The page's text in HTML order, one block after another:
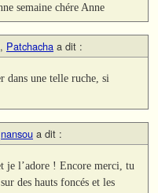
semaine chére Anne
, Patchacha a dit :
dans une telle ruche, si
nansou a dit :
je l’adore ! Encore merci, tu
des hauts foncés et les